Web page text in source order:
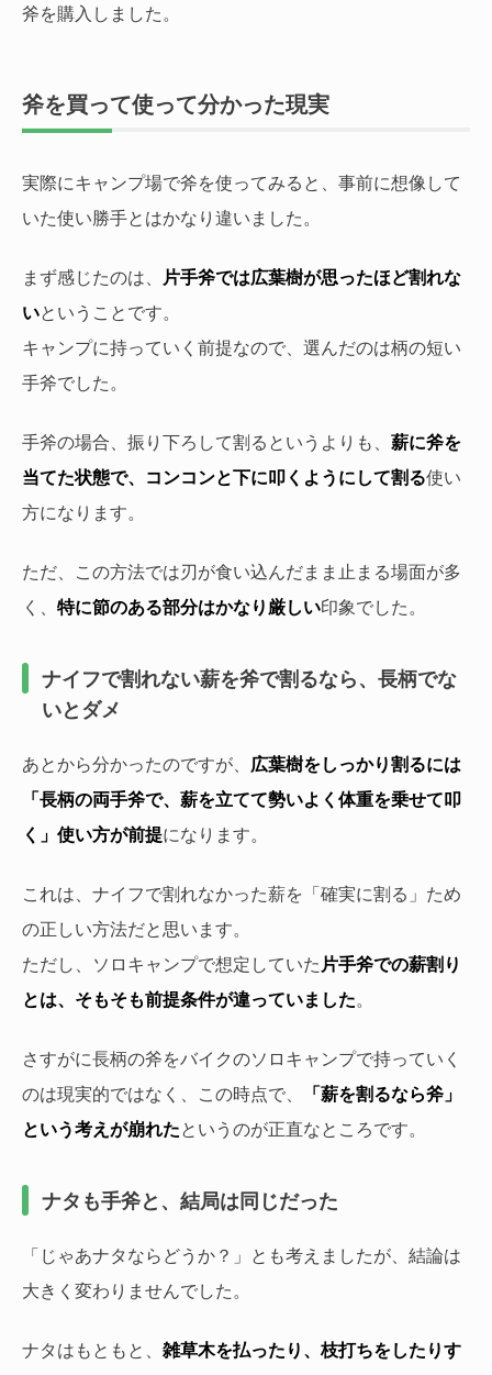
斧を購入しました。
斧を買って使って分かった現実
実際にキャンプ場で斧を使ってみると、事前に想像して
いた使い勝手とはかなり違いました。
まず感じたのは、
片手斧では広葉樹が思ったほど割れな
いということです。
キャンプに持っていく前提なので、選んだのは柄の短い
手斧でした。
手斧の場合、振り下ろして割るというよりも、 薪に斧を
当てた状態で、コンコンと下に叩くようにして割る使い
方になります。
ただ、この方法では刃が食い込んだまま止まる場面が多
く、 特に節のある部分はかなり厳しい印象でした。
ナイフで割れない薪を斧で割るなら、長柄でな
いとダメ
あとから分かったのですが、
広葉樹をしっかり割るには
「長柄の両手斧で、薪を立てて勢いよく体重を乗せて叩
く」使い方が前提になります。
これは、ナイフで割れなかった薪を「確実に割る」ため
の正しい方法だと思います。
ただし、ソロキャンプで想定していた 片手斧での薪割り
とは、そもそも前提条件が違っていました
さすがに長柄の斧をバイクのソロキャンプで持っていく
のは現実的ではなく、この時点で、
「薪を割るなら斧」
という考えが崩れた というのが正直なところです。
ナタも手斧と、結局は同じだった
「じゃあナタならどうか？」とも考えましたが、結論は
大きく変わりませんでした。
ナタはもともと、 雑草木を払ったり、枝打ちをしたりす